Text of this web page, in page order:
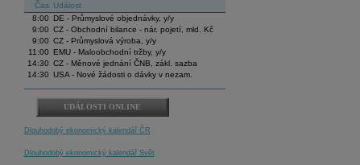
Čas Událost
8:00
DE - Průmyslové objednávky, y/y
9:00 CZ - Obchodní bilance - nár. pojetí, mld. Kč
9:00 CZ - Průmyslová výroba, y/y
11:00
EMU - Maloobchodní tržby, y/y
14:30 CZ - Měnové jednání ČNB, zákl. sazba
14:30 USA - Nové žádosti o dávky v nezam.
UDÁLOSTI ONLINE
Dlouhodobý ekonomický kalendář ČR
Dlouhodobý ekonomický kalendář Svět